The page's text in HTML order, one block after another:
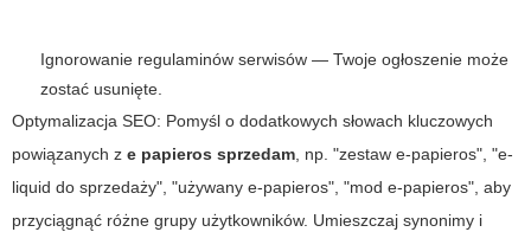
Ignorowanie regulaminów serwisów — Twoje ogłoszenie może
zostać usunięte.
Optymalizacja SEO: Pomyśl o dodatkowych słowach kluczowych
powiązanych z e papieros sprzedam, np. "zestaw e-papieros", "e-
liquid do sprzedaży", "używany e-papieros", "mod e-papieros", aby
przyciągnąć różne grupy użytkowników. Umieszczaj synonimy i